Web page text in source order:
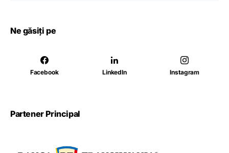
Ne găsiți pe
Facebook LinkedIn Instagram
Partener Principal